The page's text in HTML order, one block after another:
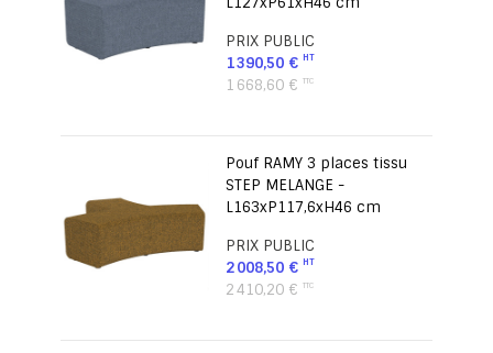
PRIX PUBLIC
1 390,50 €
1 668,60 €
Pouf RAMY 3 places tissu
STEP MELANGE -
L163xP117,6xH46 cm
PRIX PUBLIC
2 008,50 €
2 410,20 €